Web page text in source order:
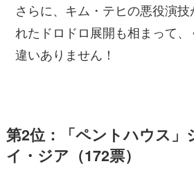
さらに、キム・テヒの悪役演
れたドロドロ展開も相まって
違いありません！
第2位：「ペントハウス」
イ・ジア（172票）